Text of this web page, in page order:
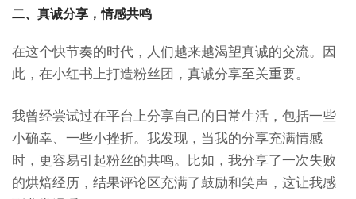
二、真诚分享，情感共鸣
在这个快节奏的时代，人们越来越渴望真诚的交流。因
此，在小红书上打造粉丝团，真诚分享至关重要。
我曾经尝试过在平台上分享自己的日常生活，包括一些
小确幸、一些小挫折。我发现，当我的分享充满情感
时，更容易引起粉丝的共鸣。比如，我分享了一次失败
的烘焙经历，结果评论区充满了鼓励和笑声，这让我感